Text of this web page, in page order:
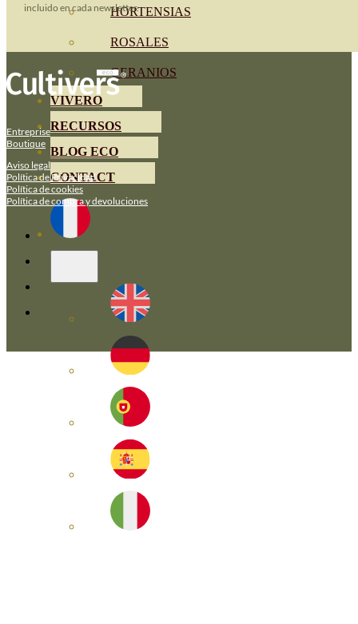
HORTENSIAS
ROSALES
GERANIOS
VIVERO
RECURSOS
BLOG ECO
CONTACT
incluido en cada newsletter.
Entreprise
Boutique
Aviso legal
Política de Privacidad
Política de cookies
Política de compra y devoluciones